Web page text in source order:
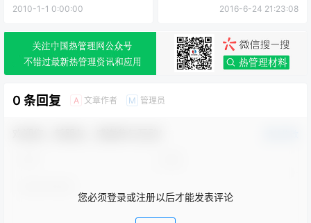
2010-1-1 0:00:00 2016-6-24 21:23:08
0 条回复 A 文章作者 M 管理员
您必须登录或注册以后才能发表评论